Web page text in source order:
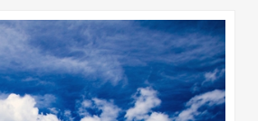
下午的時間安排，讓你輕鬆規劃難忘